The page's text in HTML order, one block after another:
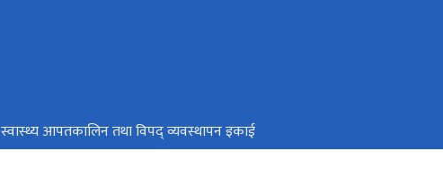
स्वास्थ्य आपतकालिन तथा विपद् व्यवस्थापन इकाई